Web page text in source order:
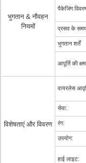
भुगतान & नौवहन
नियमों
पैकेजिंग
प्रसव के
भुगतान शर्तें
आपूर्ति की
विशेषताएं और विवरण
वायरलेस
सेवा:
रंग:
उपयोग:
हाई लाइट: